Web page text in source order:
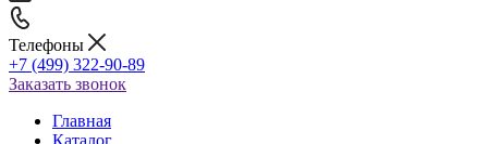
Телефоны
+7 (499) 322-90-89
Заказать звонок
Главная
Каталог